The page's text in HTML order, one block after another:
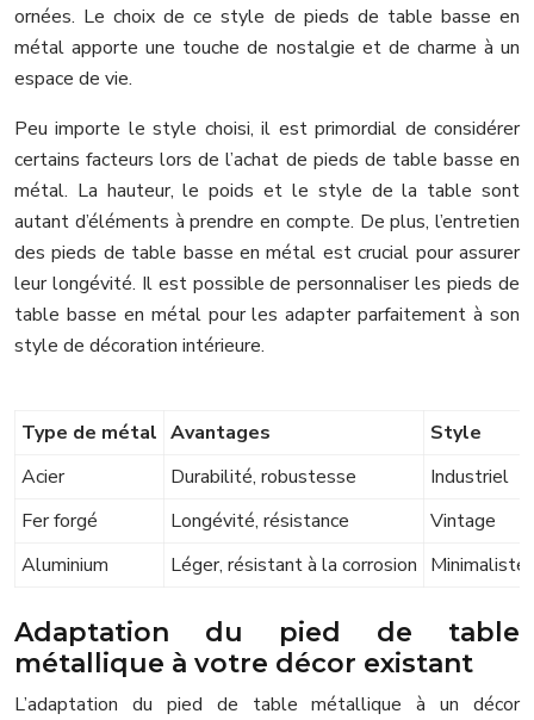
ornées. Le choix de ce style de pieds de table basse en
métal apporte une touche de nostalgie et de charme à un
espace de vie.
Peu importe le style choisi, il est primordial de considérer
certains facteurs lors de l’achat de pieds de table basse en
métal. La hauteur, le poids et le style de la table sont
autant d’éléments à prendre en compte. De plus, l’entretien
des pieds de table basse en métal est crucial pour assurer
leur longévité. Il est possible de personnaliser les pieds de
table basse en métal pour les adapter parfaitement à son
style de décoration intérieure.
Type de métal Avantages
Style
Acier
Durabilité, robustesse
Industriel
Fer forgé
Longévité, résistance
Vintage
Aluminium
Léger, résistant à la corrosion Minimaliste
Adaptation du pied de table
métallique à votre décor existant
L’adaptation du pied de table métallique à un décor